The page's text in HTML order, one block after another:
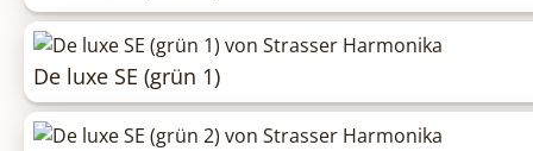
De luxe SE (grün 1)